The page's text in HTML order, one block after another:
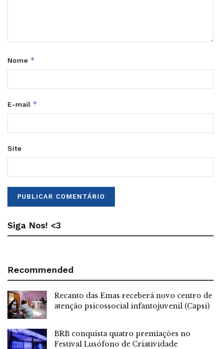
Nome *
E-mail *
Site
Siga Nos! <3
Recommended
Recanto das Emas receberá novo centro de
atenção psicossocial infantojuvenil (Capsi)
BRB conquista quatro premiações no
Festival Lusófono de Criatividade